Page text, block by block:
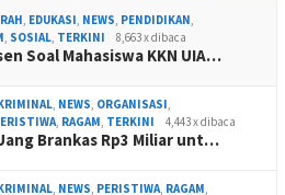
EDUKASI NEWS PENDIDIKAN
SOSIAL TERKINI 8,663 x dibaca
Soal Mahasiswa KKN UIA…
NEWS ORGANISASI
RAGAM TERKINI 4,443 x dibaca
Brankas Rp3 Miliar unt…
NEWS PERISTIWA RAGAM